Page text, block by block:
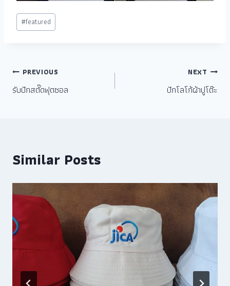
#featured
PREVIOUS
รับปักสตั๊ดฟุตซอล
NEXT
ปักโลโก้ผ้าปูโต๊ะ
Similar Posts